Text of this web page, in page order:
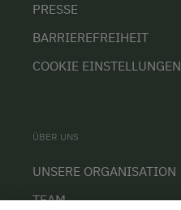
PRESSE
BARRIEREFREIHEIT
COOKIE EINSTELLUNGEN
ÜBER UNS
UNSERE ORGANISATION
TEAM